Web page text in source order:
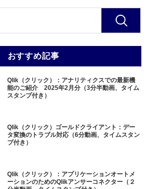
おすすめ記事
Qlik（クリック）：アナリティクスでの最新機
能のご紹介 2025年2月分（3分半動画、タイム
スタンプ付き）
Qlik（クリック）ゴールドクライアント：デー
タ変換のトラブル対応（6分動画、タイムスタン
プ付き）
Qlik（クリック）：アプリケーションオートメ
ーションのためのQlikアンサーコネクター（２